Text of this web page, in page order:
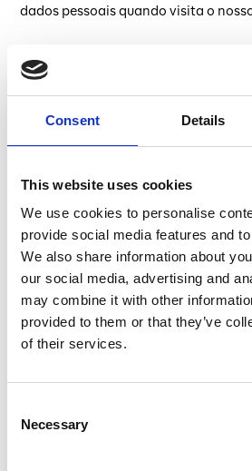
Consent Details
This website uses cookies
We use cookies to personalise
provide social media features and
We also share information about
our social media, advertising and
may combine it with other
provided to them or that they’ve
of their services.
Selection
Necessary
dados pessoais quando visita o
2. Que dados
Informação técnica (IP,
3. Como utilizamos
dados?
Utilizamos os dados apenas para
melhorar o site.
4. Cookies
Otimizar a experiência do
Ao navegar no site, pode aceitar ou